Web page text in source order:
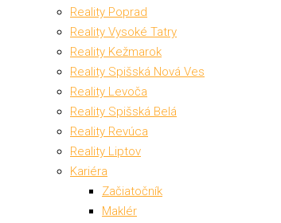
Reality Poprad
Reality Vysoké Tatry
Reality Kežmarok
Reality Spišská Nová Ves
Reality Levoča
Reality Spišská Belá
Reality Revúca
Reality Liptov
Kariéra
Začiatočník
Maklér